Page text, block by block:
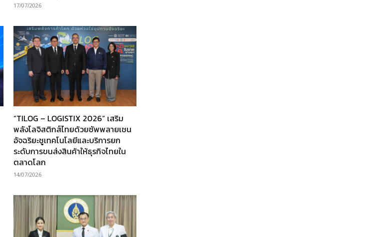
17/07/2026
“TILOG – LOGISTIX 2026” เสริม
พลังโลจิสติกส์ไทยด้วยซัพพลายเชน
อัจฉริยะชูเทคโนโลยีและบริการยก
ระดับการขนส่งสินค้าให้ธุรกิจไทยใน
ตลาดโลก
14/07/2026